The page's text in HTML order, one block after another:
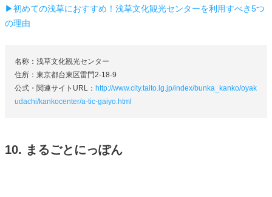
▶初めての浅草におすすめ！浅草文化観光センターを利用すべき5つ
の理由
名称：浅草文化観光センター
住所：東京都台東区雷門2-18-9
公式・関連サイトURL： http://www.city.taito.lg.jp/index/bunka_kanko/oyak
udachi/kankocenter/a-tic-gaiyo.html
10. まるごとにっぽん